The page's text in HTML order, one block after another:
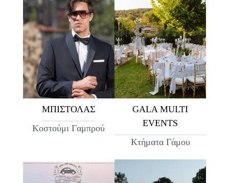
ΜΠΙΣΤΟΛΑΣ
Κοστούμι Γαμπρού
GALA MULTI
EVENTS
Κτήματα Γάμου